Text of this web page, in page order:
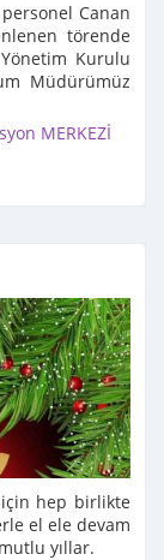
personel Canan
törende
Kurulu
Müdürümüz
MERKEZİ
için hep birlikte
el ele devam
yıllar.